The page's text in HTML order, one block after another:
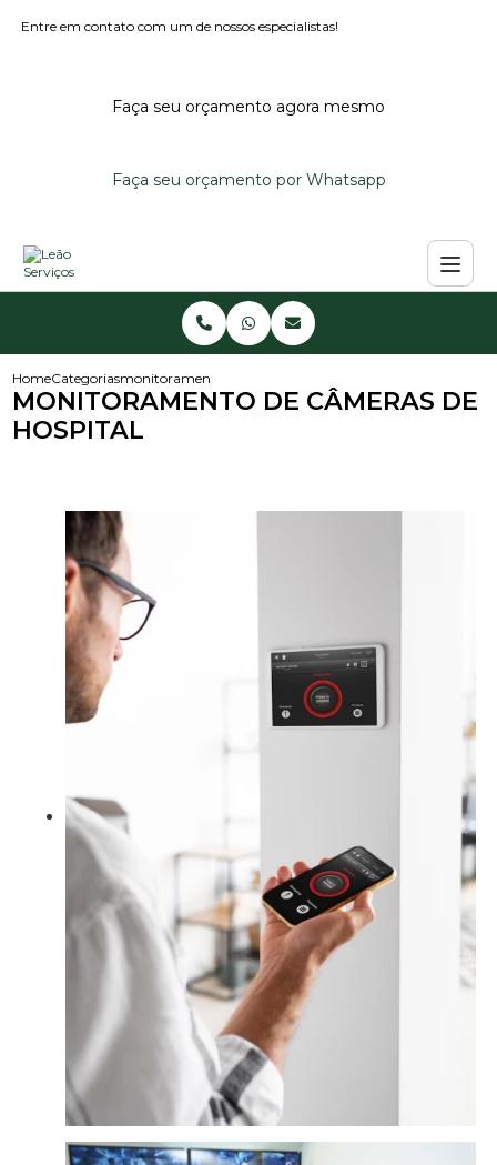
Entre em contato com um de nossos especialistas!
Faça seu orçamento agora mesmo
Faça seu orçamento por Whatsapp
HomeCategoriasmonitoramento de cameras de hospital
MONITORAMENTO DE CÂMERAS DE
HOSPITAL